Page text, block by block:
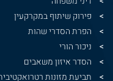
פירוק שיתוף במקרקעין
הפרת הסדרי שהות
ניכור הורי
הסדר איזון משאבים
תביעת מזונות